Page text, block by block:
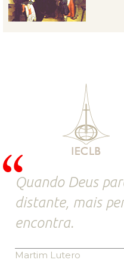
Quando Deus
distante, mais
encontra.
Martim Lutero